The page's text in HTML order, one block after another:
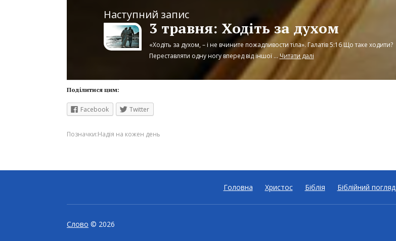
Наступний запис
3 травня: Ходіть за духом
«Ходіть за духом, – і не вчините пожадливости тіла». Галатів 5:16 Що таке ходити?
Переставляти одну ногу вперед від іншої ... Читати далі
Поділитися цим:
Facebook Twitter
Позначки:Надія на кожен день
Головна Христос Біблія Біблійний погляд
Слово © 2026